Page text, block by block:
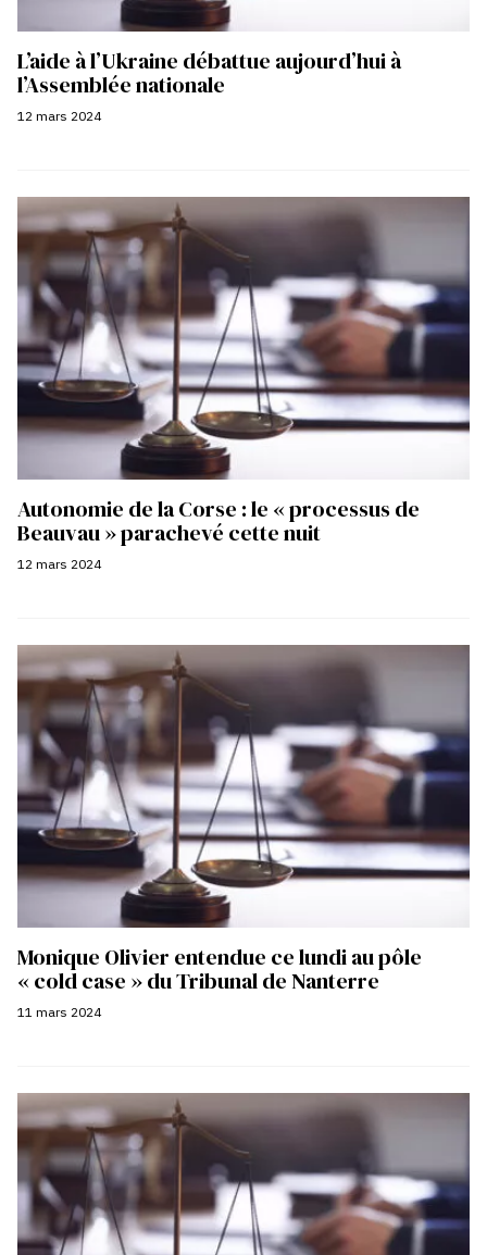
L’aide à l’Ukraine débattue aujourd’hui à
l’Assemblée nationale
12 mars 2024
Autonomie de la Corse : le « processus de
Beauvau » parachevé cette nuit
12 mars 2024
Monique Olivier entendue ce lundi au pôle
« cold case » du Tribunal de Nanterre
11 mars 2024